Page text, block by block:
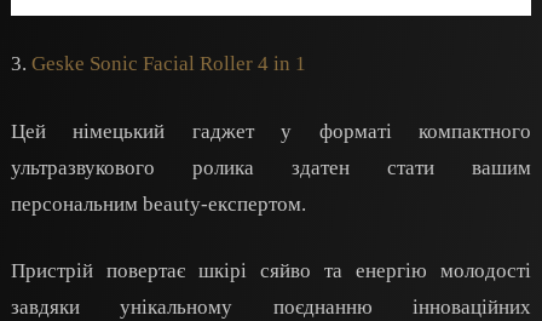
3. Geske Sonic Facial Roller 4 in 1
Цей німецький гаджет у форматі компактного
ультразвукового ролика здатен стати вашим
персональним beauty-експертом.
Пристрій повертає шкірі сяйво та енергію молодості
завдяки унікальному поєднанню інноваційних